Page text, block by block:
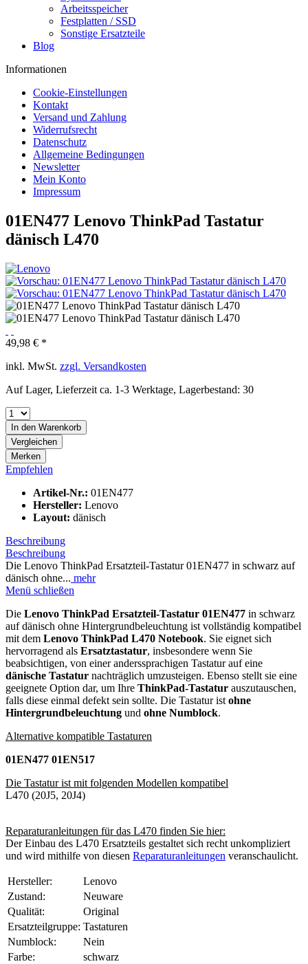
Arbeitsspeicher
Festplatten / SSD
Sonstige Ersatzteile
Blog
Informationen
Cookie-Einstellungen
Kontakt
Versand und Zahlung
Widerrufsrecht
Datenschutz
Allgemeine Bedingungen
Newsletter
Mein Konto
Impressum
01EN477 Lenovo ThinkPad Tastatur
dänisch L470
49,98 € *
inkl. MwSt. zzgl. Versandkosten
Auf Lager, Lieferzeit ca. 1-3 Werktage, Lagerbestand: 30
In den Warenkorb
Vergleichen
Merken
Empfehlen
Artikel-Nr.: 01EN477
Hersteller: Lenovo
Layout: dänisch
Beschreibung
Beschreibung
Die Lenovo ThinkPad Ersatzteil-Tastatur 01EN477 in schwarz auf
dänisch ohne... mehr
Menü schließen
Die Lenovo ThinkPad Ersatzteil-Tastatur 01EN477 in schwarz
auf dänisch ohne Hintergrundbeleuchtung ist vollständig kompatibel
mit dem Lenovo ThinkPad L470 Notebook. Sie eignet sich
hervorragend als Ersatztastatur, insbesondere wenn Sie
beabsichtigen, von einer anderssprachigen Tastatur auf eine
dänische Tastatur nachträglich umzusteigen. Ebenso stellt sie eine
geeignete Option dar, um Ihre ThinkPad-Tastatur auszutauschen,
falls diese einmal defekt sein sollte. Die Tastatur ist ohne
Hintergrundbeleuchtung und ohne Numblock.
Alternative kompatible Tastaturen
01EN477 01EN517
Die Tastatur ist mit folgenden Modellen kompatibel
L470 (20J5, 20J4)
Reparaturanleitungen für das L470 finden Sie hier:
Der Einbau des L470 Ersatzteils gestaltet sich recht unkompliziert
und wird mithilfe von diesen Reparaturanleitungen veranschaulicht.
Hersteller:
Lenovo
Zustand:
Neuware
Qualität:
Original
Ersatzteilgruppe: Tastaturen
Numblock:
Nein
Farbe:
schwarz